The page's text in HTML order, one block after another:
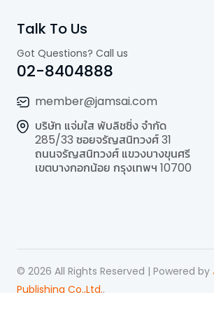
Talk To Us
Got Questions? Call us
02-8404888
member@jamsai.com
บริษัท แจ่มใส พับลิชชิ่ง จำกัด
285/33 ซอยจรัญสนิทวงศ์ 31
ถนนจรัญสนิทวงศ์ แขวงบางขุนศรี
เขตบางกอกน้อย กรุงเทพฯ 10700
© 2026 All Rights Reserved | Powered by
Publishing Co.,Ltd..